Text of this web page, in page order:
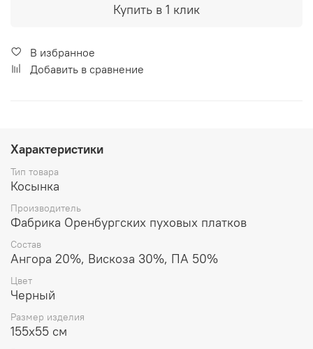
Купить в 1 клик
В избранное
Добавить в сравнение
Характеристики
Тип товара
Косынка
Производитель
Фабрика Оренбургских пуховых платков
Состав
Ангора 20%, Вискоза 30%, ПА 50%
Цвет
Черный
Размер изделия
155x55 см